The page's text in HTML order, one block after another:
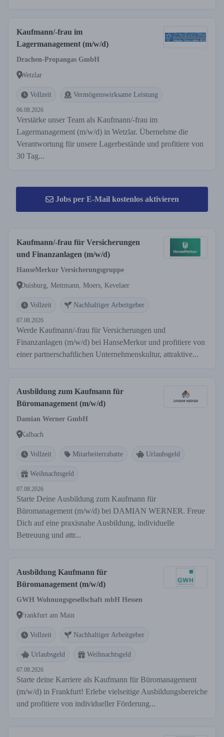
Kaufmann/-frau im
Lagermanagement (m/w/d)
Drachen-Propangas GmbH
Wetzlar
Vollzeit Vermögenswirksame Leistung
06.08.2026
Verstärke unser Team als Kaufmann/-frau im
Lagermanagement (m/w/d) in Wetzlar. Übernehme die
Verantwortung für unsere Lagerbestände und profitiere von
30 Tag...
Jobs per E-Mail kostenlos aktivieren
Kaufmann/-frau für Versicherungen
und Finanzanlagen (m/w/d)
HanseMerkur Versicherungsgruppe
Duisburg, Mettmann, Moers, Kevelaer
Vollzeit Nachhaltiger Arbeitgeber
07.08.2026
Werde Kaufmann/-frau für Versicherungen und
Finanzanlagen (m/w/d) bei HanseMerkur und profitiere von
einer partnerschaftlichen Unternehmenskultur, attraktive...
Ausbildung zum Kaufmann für
Büromanagement (m/w/d)
Damian Werner GmbH
Kalbach
Vollzeit Mitarbeiterrabatte Urlaubsgeld
Weihnachtsgeld
07.08.2026
Starte Deine Ausbildung zum Kaufmann für
Büromanagement (m/w/d) bei DAMIAN WERNER. Freue
Dich auf eine praxisnahe Ausbildung, individuelle
Betreuung und attr...
Ausbildung Kaufmann für
Büromanagement (m/w/d)
GWH Wohnungsgesellschaft mbH Hessen
Frankfurt am Main
Vollzeit Nachhaltiger Arbeitgeber
Urlaubsgeld Weihnachtsgeld
07.08.2026
Starte deine Karriere als Kaufmann für Büromanagement
(m/w/d) in Frankfurt! Erlebe vielseitige Ausbildungsbereiche
und profitiere von individueller Förderung...